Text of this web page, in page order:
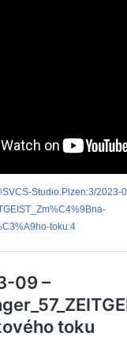
Studio.Plzen:3/
toku:4